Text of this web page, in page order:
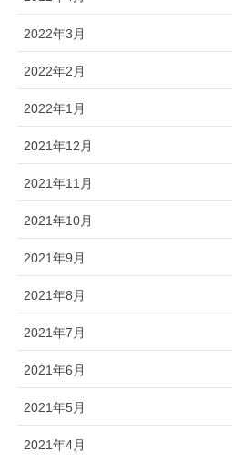
2022年3月
2022年2月
2022年1月
2021年12月
2021年11月
2021年10月
2021年9月
2021年8月
2021年7月
2021年6月
2021年5月
2021年4月